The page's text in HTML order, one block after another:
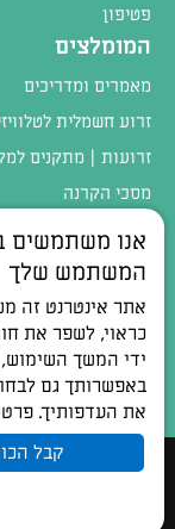
פטיפון
המומלצים
מאמרים ומדריכים
זרוע חשמלית
זרועות | מתקנים
מסכי הקרנה
טלפון:054-4402900
כתובת: רחוב חלוצי
דואר אלקטרוני:contact@100db.co.il
אנו משתמשים
המשתמש שלך
אתר אינטרנט זה
כראוי, לשפר את
ידי המשך השימוש,
באפשרותך גם
את העדפותיך.
קבל